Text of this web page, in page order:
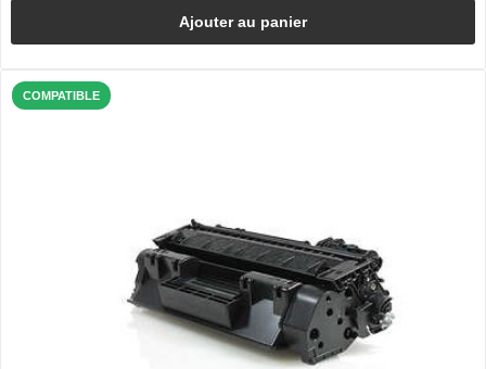
Ajouter au panier
COMPATIBLE